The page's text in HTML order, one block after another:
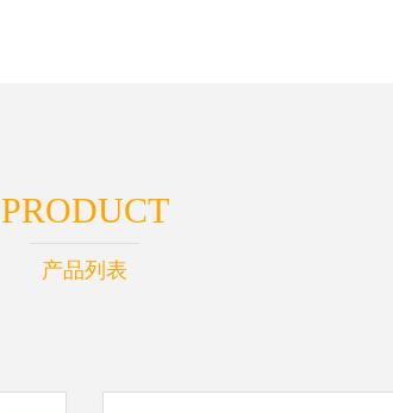
PRODUCT
产品列表